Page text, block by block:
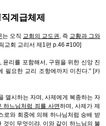
계급체제
는 오직 교회의 교도권 , 즉 교황과 그와
교회 교리서 제1편 p.46 #100]
윤리를 포함해서, 구원을 위한 신앙 진
필요한 교리 조항에까지 미친다." [카
멸시하는 자며, 사제에게 복종하는 자
하느님처럼 죄를 사면하며, 사제가 제
로와 회중에 의해 하나님처럼 숭배 받
이 무엇이랴. 이와 같이 하느님의 불